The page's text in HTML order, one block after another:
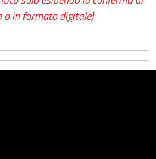
in formato digitale)